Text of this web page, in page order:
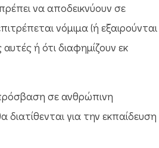
να αποδεικνύουν σε
νόμιμα (ή εξαιρούνται
ή ότι διαφημίζουν εκ
σε ανθρώπινη
για την εκπαίδευση